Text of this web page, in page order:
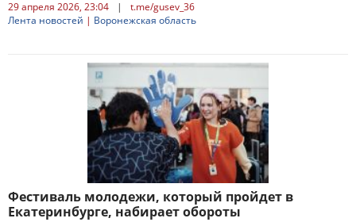
29 апреля 2026, 23:04 |
t.me/gusev_36
Лента новостей | Воронежская область
Фестиваль молодежи, который пройдет в
Екатеринбурге, набирает обороты